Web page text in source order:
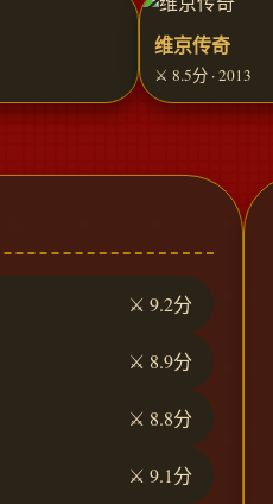
维京传奇
⚔️ 8.5分 · 2013
⚔️ 9.2分
⚔️ 8.9分
⚔️ 8.8分
⚔️ 9.1分